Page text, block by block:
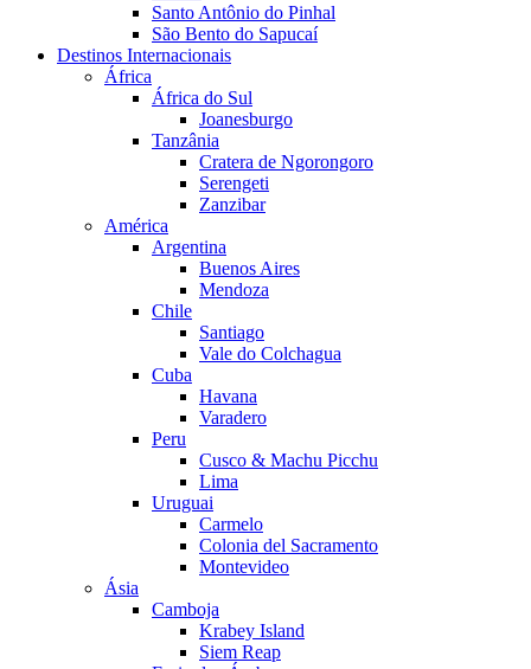
Santo Antônio do Pinhal
São Bento do Sapucaí
Destinos Internacionais
África
África do Sul
Joanesburgo
Tanzânia
Cratera de Ngorongoro
Serengeti
Zanzibar
América
Argentina
Buenos Aires
Mendoza
Chile
Santiago
Vale do Colchagua
Cuba
Havana
Varadero
Peru
Cusco & Machu Picchu
Lima
Uruguai
Carmelo
Colonia del Sacramento
Montevideo
Ásia
Camboja
Krabey Island
Siem Reap